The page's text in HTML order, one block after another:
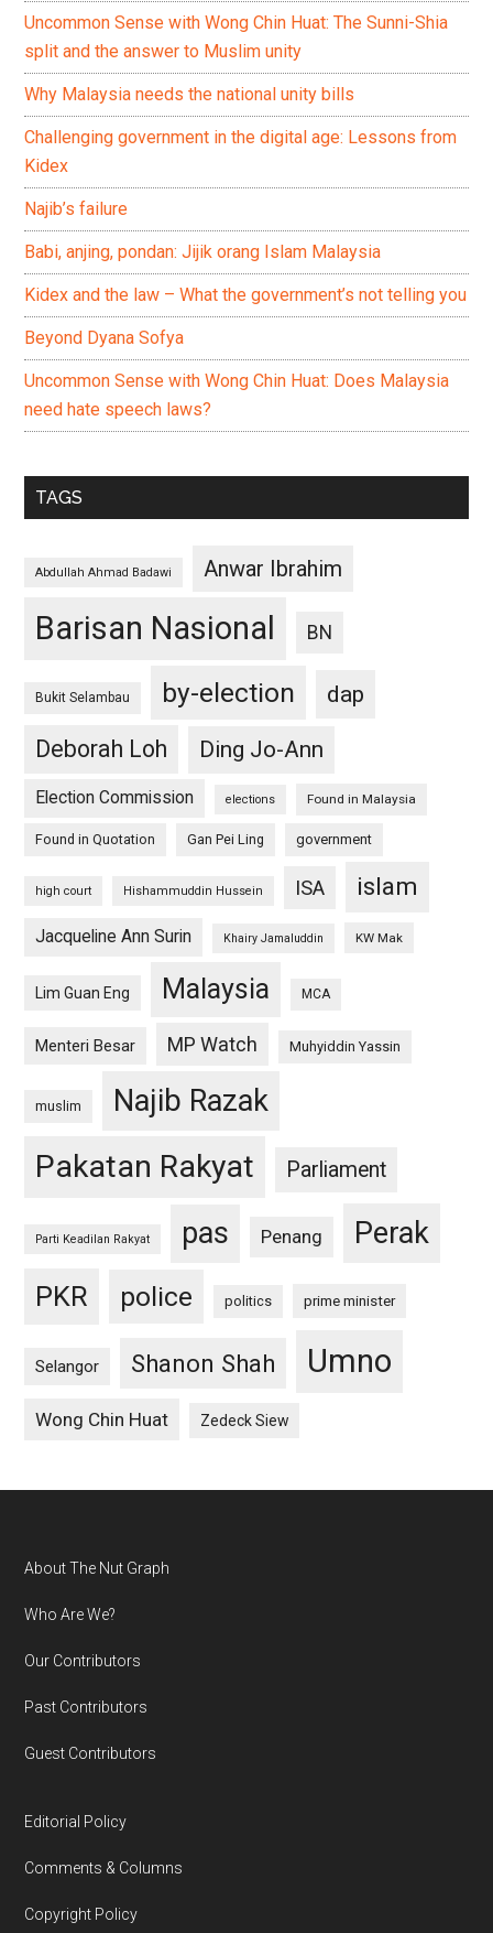
Uncommon Sense with Wong Chin Huat: The Sunni-Shia
split and the answer to Muslim unity
Why Malaysia needs the national unity bills
Challenging government in the digital age: Lessons from
Kidex
Najib’s failure
Babi, anjing, pondan: Jijik orang Islam Malaysia
Kidex and the law – What the government’s not telling you
Beyond Dyana Sofya
Uncommon Sense with Wong Chin Huat: Does Malaysia
need hate speech laws?
TAGS
Abdullah Ahmad Badawi Anwar Ibrahim
Barisan Nasional BN
Bukit Selambau by-election
dap
Deborah Loh
Ding Jo-Ann
Election Commission elections Found in Malaysia
Found in Quotation Gan Pei Ling government
high court Hishammuddin Hussein ISA islam
Jacqueline Ann Surin Khairy Jamaluddin KW Mak
Lim Guan Eng Malaysia MCA
Menteri Besar MP Watch Muhyiddin Yassin
muslim Najib Razak
Pakatan Rakyat Parliament
Parti Keadilan Rakyat pas Penang Perak
PKR police politics prime minister
Selangor Shanon Shah Umno
Wong Chin Huat Zedeck Siew
Footer
About The Nut Graph
Who Are We?
Our Contributors
Past Contributors
Guest Contributors
Editorial Policy
Comments & Columns
Copyright Policy